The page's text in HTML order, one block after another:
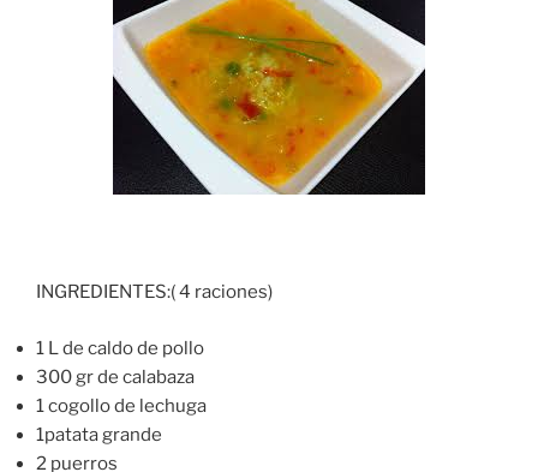
INGREDIENTES:( 4 raciones)
1 L de caldo de pollo
300 gr de calabaza
1 cogollo de lechuga
1patata grande
2 puerros